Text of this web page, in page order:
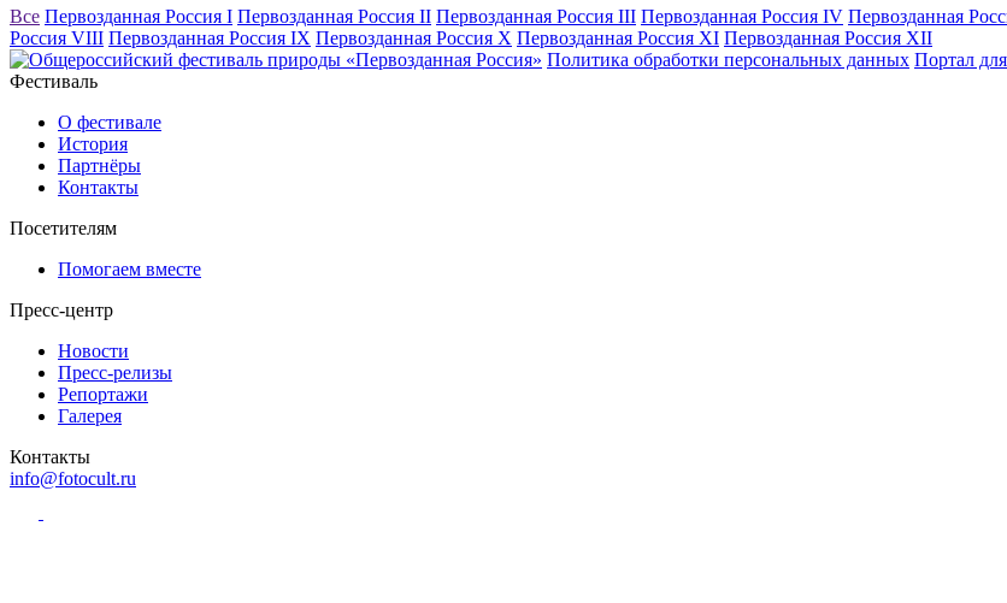
Все Первозданная Россия I Первозданная Россия II Первозданная Россия III Первозданная Россия IV Первозданная
Россия VIII Первозданная Россия IX Первозданная Россия X Первозданная Россия XI Первозданная Россия XII
Политика обработки персональных данных Портал
Фестиваль
О фестивале
История
Партнёры
Контакты
Посетителям
Помогаем вместе
Пресс-центр
Новости
Пресс-релизы
Репортажи
Галерея
Контакты
info@fotocult.ru